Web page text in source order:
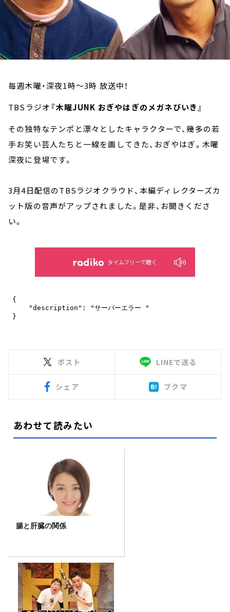
毎週木曜・深夜1時～3時 放送中！
TBSラジオ 『木曜JUNK おぎやはぎのメガネびいき』
その独特なテンポと漂々としたキャラクターで、幾多の若
手お笑い芸人たちと一線を画してきた、おぎやはぎ。木曜
深夜に登場です。
3月4日配信のTBSラジオクラウド、本編ディレクターズカ
ット版の音声がアップされました。是非、お聞きくださ
い。
タイムフリーで聴く
ポスト LINEで送る
シェア ブクマ
あわせて読みたい
腸と肝臓の関係